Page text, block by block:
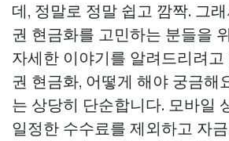
데, 정말로 정말 쉽고 깜짝. 그
권 현금화를 고민하는 분들을
자세한 이야기를 알려드리려
권 현금화, 어떻게 해야 궁금해
는 상당히 단순합니다. 모바일
일정한 수수료를 제외하고 자